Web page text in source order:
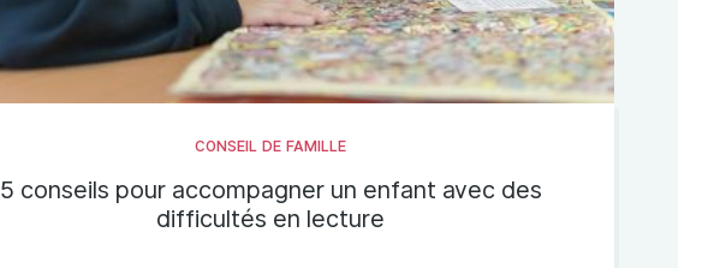
5 conseils pour accompagner un enfant avec des
difficultés en lecture
CONSEIL DE FAMILLE